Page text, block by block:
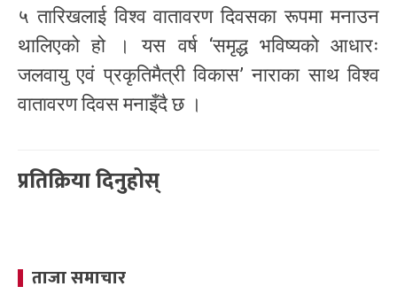
५ तारिखलाई विश्व वातावरण दिवसका रूपमा मनाउन
थालिएको हो । यस वर्ष ‘समृद्ध भविष्यको आधारः
जलवायु एवं प्रकृतिमैत्री विकास’ नाराका साथ विश्व
वातावरण दिवस मनाइँदै छ ।
प्रतिक्रिया दिनुहोस्
ताजा समाचार